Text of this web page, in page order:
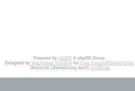
Powered by phpBB © phpBB Group.
Designed by Vjacheslav Trushkinfor Free Forums/DivisionCore.
Deutsche Übersetzung durch phpBB.de